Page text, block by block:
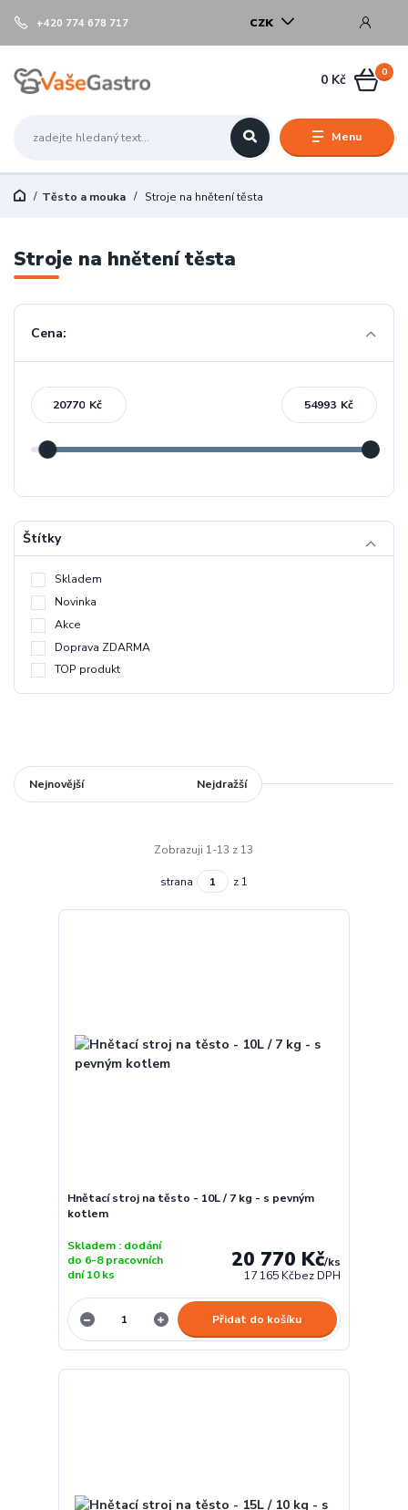
Menu
CZK
+420 774 678 717
0
0 Kč
Těsto a mouka Stroje na hnětení těsta
Stroje na hnětení těsta
Cena:
Kč Kč
Štítky
Skladem
Novinka
Akce
Doprava ZDARMA
TOP produkt
Nejnovější Nejdražší
Zobrazuji 1-13 z 13
strana z 1
Hnětací stroj na těsto - 10L / 7 kg - s pevným
kotlem
20 770 Kč/ks
17 165 Kčbez DPH
Skladem : dodání
do 6-8 pracovních
dní 10 ks
Přidat do košíku